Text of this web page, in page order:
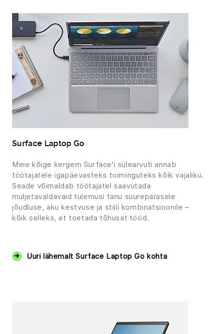
Surface Laptop Go
Meie kõige kergem Surface'i sülearvuti annab
töötajatele igapäevasteks toiminguteks kõik vajaliku.
Seade võimaldab töötajatel saavutada
muljetavaldavaid tulemusi tänu suurepärasele
jõudluse, aku kestvuse ja stiili kombinatsioonile –
kõik selleks, et toetada tõhusat tööd.
Uuri lähemalt Surface Laptop Go kohta